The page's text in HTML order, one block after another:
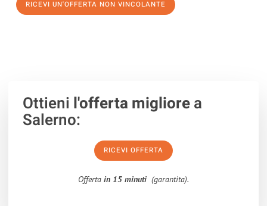
RICEVI UN'OFFERTA NON VINCOLANTE
Ottieni l'offerta migliorea
Salerno:
RICEVI OFFERTA
Offerta in 15 minuti (garantita).